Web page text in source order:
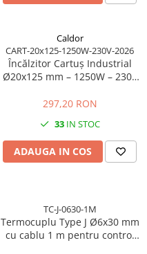
Caldor
CART-20x125-1250W-230V-2026
Încălzitor Cartuș Industrial
Ø20x125 mm – 1250W – 230V
297,20 RON
33IN STOC
ADAUGA IN COS
TC-J-0630-1M
Termocuplu Type J Ø6x30 mm
cu cablu 1 m pentru control